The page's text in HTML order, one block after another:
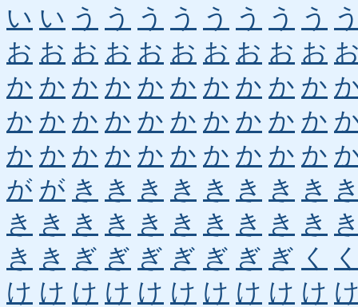
い い う う う う う う う う
お お お お お お お お お お
か か か か か か か か か か
か か か か か か か か か か
か か か か か か か か か か
が が き き き き き き き き
き き き き き き き き き き
き き ぎ ぎ ぎ ぎ ぎ ぎ ぎ く
け け け け け け け け け け